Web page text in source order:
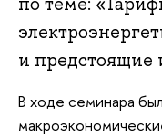
и предстоящие
В ходе семинара
м